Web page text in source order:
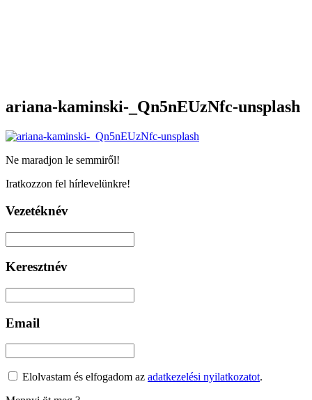
ariana-kaminski-_Qn5nEUzNfc-unsplash
Ne maradjon le semmiről!
Iratkozzon fel hírlevelünkre!
Vezetéknév
Keresztnév
Email
Elolvastam és elfogadom az adatkezelési nyilatkozatot.